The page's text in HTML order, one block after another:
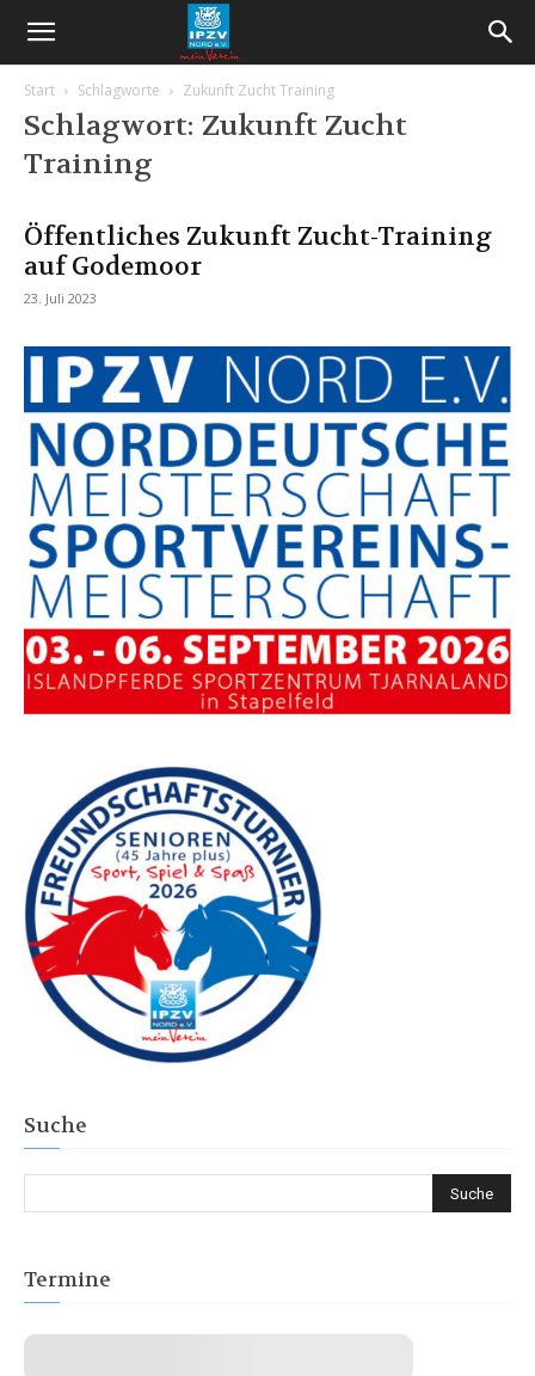
Start Schlagworte Zukunft Zucht Training
Schlagwort: Zukunft Zucht
Training
Öffentliches Zukunft Zucht-Training
auf Godemoor
23. Juli 2023
Suche
Termine